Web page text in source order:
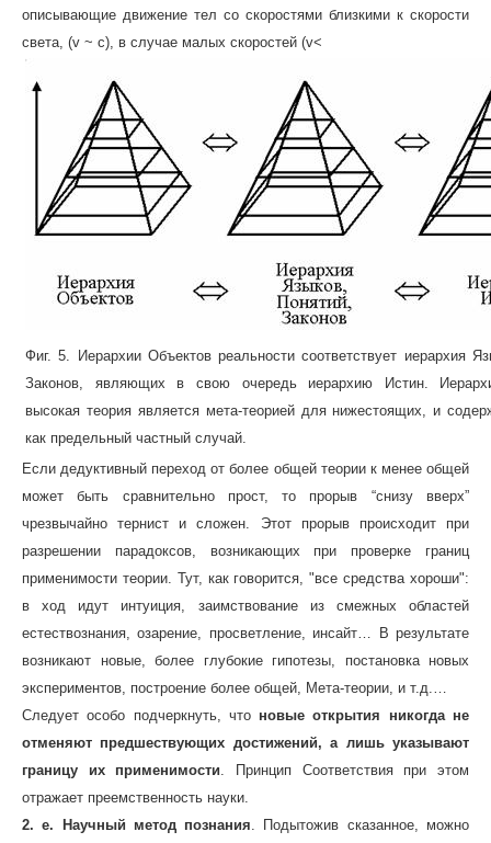
описывающие движение тел со скоростями близкими к скорости
света, (v ~ c), в случае малых скоростей (v<
Фиг. 5. Иерархии Объектов реальности соответствует иерархия
Законов, являющих в свою очередь иерархию Истин.
высокая теория является мета-теорией для нижестоящих, и
как предельный частный случай.
Если дедуктивный переход от более общей теории к менее общей
может быть сравнительно прост, то прорыв “снизу вверх”
чрезвычайно тернист и сложен. Этот прорыв происходит при
разрешении парадоксов, возникающих при проверке границ
применимости теории. Тут, как говорится, "все средства хороши":
в ход идут интуиция, заимствование из смежных областей
естествознания, озарение, просветление, инсайт… В результате
возникают новые, более глубокие гипотезы, постановка новых
экспериментов, построение более общей, Мета-теории, и т.д.…
Следует особо подчеркнуть, что новые открытия никогда не
отменяют предшествующих достижений, а лишь указывают
границу их применимости . Принцип Соответствия при этом
отражает преемственность науки.
2. e. Научный метод познания . Подытожив сказанное, можно